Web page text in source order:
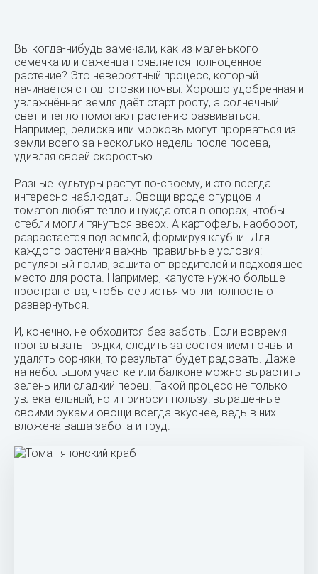
Вы когда-нибудь замечали, как из маленького
семечка или саженца появляется полноценное
растение? Это невероятный процесс, который
начинается с подготовки почвы. Хорошо удобренная и
увлажнённая земля даёт старт росту, а солнечный
свет и тепло помогают растению развиваться.
Например, редиска или морковь могут прорваться из
земли всего за несколько недель после посева,
удивляя своей скоростью.
Разные культуры растут по-своему, и это всегда
интересно наблюдать. Овощи вроде огурцов и
томатов любят тепло и нуждаются в опорах, чтобы
стебли могли тянуться вверх. А картофель, наоборот,
разрастается под землёй, формируя клубни. Для
каждого растения важны правильные условия:
регулярный полив, защита от вредителей и подходящее
место для роста. Например, капусте нужно больше
пространства, чтобы её листья могли полностью
развернуться.
И, конечно, не обходится без заботы. Если вовремя
пропалывать грядки, следить за состоянием почвы и
удалять сорняки, то результат будет радовать. Даже
на небольшом участке или балконе можно вырастить
зелень или сладкий перец. Такой процесс не только
увлекательный, но и приносит пользу: выращенные
своими руками овощи всегда вкуснее, ведь в них
вложена ваша забота и труд.